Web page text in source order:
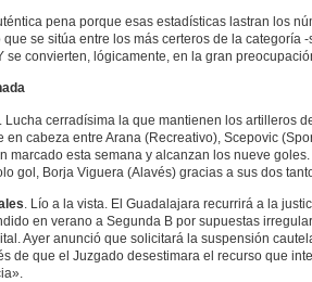
pena porque esas estadísticas lastran los
que se sitúa entre los más certeros de la categoría
se convierten, lógicamente, en la gran
. Lucha cerradísima la que mantienen los artilleros
en cabeza entre Arana (Recreativo), Scepovic
marcado esta semana y alcanzan los nueve
gol, Borja Viguera (Alavés) gracias a sus dos
. Lío a la vista. El Guadalajara recurrirá a la
en verano a Segunda B por supuestas
Ayer anunció que solicitará la suspensión
de que el Juzgado desestimara el recurso que